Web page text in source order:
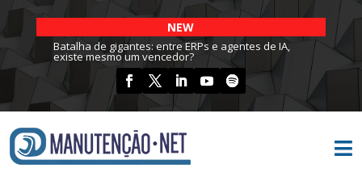
NEW
Batalha de gigantes: entre ERPs e agentes de IA,
existe mesmo um vencedor?
